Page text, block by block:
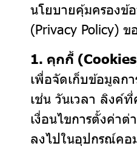
นโยบายคุ้มครองข้
(Privacy Policy) ขอ
1. คุกกี้
เพื่อจัดเก็บข้อมูลกา
เช่น วันเวลา ลิงค์
เงื่อนไขการตั้งค่า
ลงไปในอุปกรณ์คอ